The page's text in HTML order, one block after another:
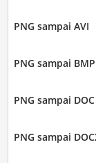
PNG sampai AVI
PNG sampai BMP
PNG sampai DOC
PNG sampai